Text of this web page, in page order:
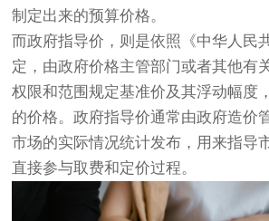
制定出来的预算价格。
而政府指导价，则是依照《中华人民
定，由政府价格主管部门或者其他有
权限和范围规定基准价及其浮动幅度
的价格。政府指导价通常由政府造价
市场的实际情况统计发布，用来指导
直接参与取费和定价过程。